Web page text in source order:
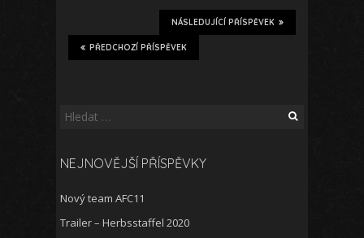
NÁSLEDUJÍCÍ PŘÍSPĚVEK
PŘEDCHOZÍ PŘÍSPĚVEK
Vyhledávání
NEJNOVĚJŠÍ PŘÍSPĚVKY
Nový team AFC11
Trailer – Herbsstaffel 2020